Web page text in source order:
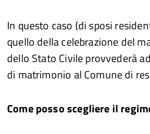
In questo caso (di sposi
quello della celebrazione del
dello Stato Civile provvederà
di matrimonio al Comune di
Come posso scegliere il